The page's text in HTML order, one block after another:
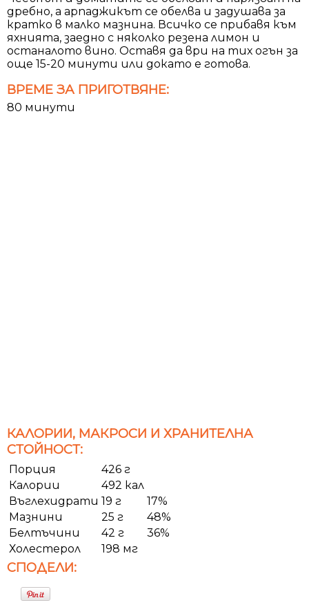
дребно, а арпаджикът се обелва и задушава за
кратко в малко мазнина. Всичко се прибавя към
яхнията, заедно с няколко резена лимон и
останалото вино. Оставя да ври на тих огън за
още 15-20 минути или докато е готова.
ВРЕМЕ ЗА ПРИГОТВЯНЕ:
80 минути
КАЛОРИИ, МАКРОСИ И ХРАНИТЕЛНА
СТОЙНОСТ:
Порция
426 г
Калории
492 кал
Въглехидрати 19 г
17%
Мазнини
25 г
48%
Белтъчини
42 г
36%
Холестерол
198 мг
СПОДЕЛИ: